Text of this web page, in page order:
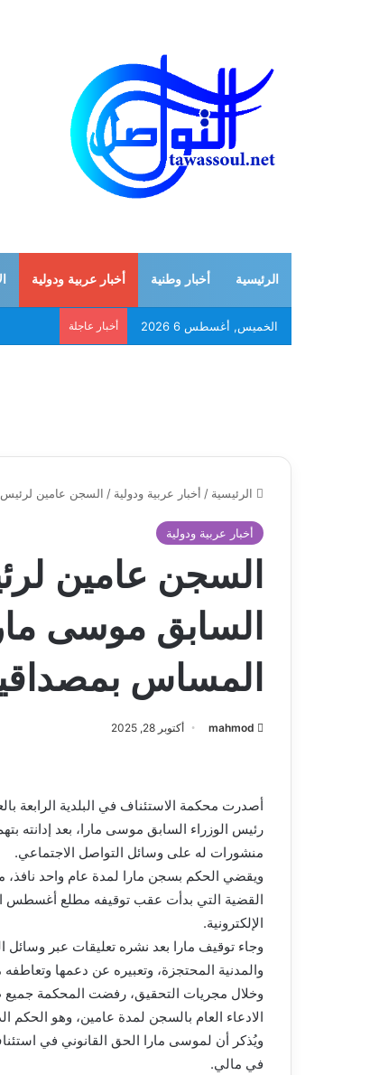
الرئيسية أخبار وطنية أخبار عربية ودولية
الخميس, أغسطس 6 2026 أخبار عاجلة
الرئيسية / أخبار عربية ودولية / السجن عامين لرئيس
أخبار عربية ودولية
السجن عامين
السابق موسى
المساس
mahmod أكتوبر 28, 2025
أصدرت محكمة الاستئناف في البلدية الرابعة
رئيس الوزراء السابق موسى مارا، بعد إدانته
منشورات له على وسائل التواصل الاجتماعي.
ويقضي الحكم بسجن مارا لمدة عام واحد نافذ،
القضية التي بدأت عقب توقيفه مطلع أغسطس
الإلكترونية.
وجاء توقيف مارا بعد نشره تعليقات عبر وسائل
والمدنية المحتجزة، وتعبيره عن دعمها وتعاطفه
وخلال مجريات التحقيق، رفضت المحكمة جميع
الادعاء العام بالسجن لمدة عامين، وهو
ويُذكر أن لموسى مارا الحق القانوني في
في مالي.